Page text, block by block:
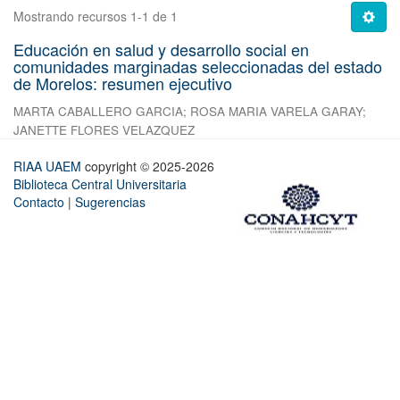
Mostrando recursos 1-1 de 1
Educación en salud y desarrollo social en
comunidades marginadas seleccionadas del estado
de Morelos: resumen ejecutivo
MARTA CABALLERO GARCIA; ROSA MARIA VARELA GARAY;
JANETTE FLORES VELAZQUEZ
RIAA UAEM copyright © 2025-2026
Biblioteca Central Universitaria
Contacto | Sugerencias